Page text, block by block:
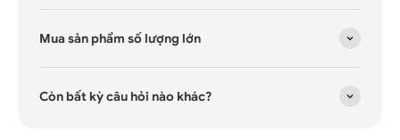
Mua sản phẩm số lượng lớn
Còn bất kỳ câu hỏi nào khác?